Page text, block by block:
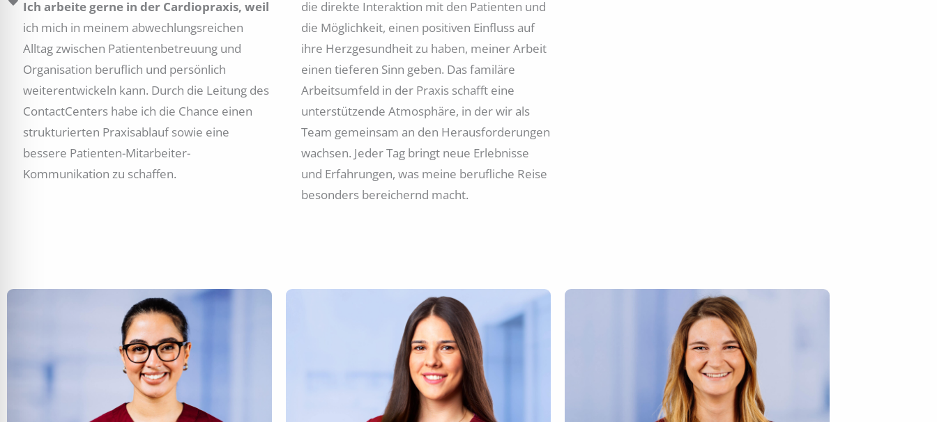
Ich arbeite gerne in der Cardiopraxis, weil
ich mich in meinem abwechlungsreichen
Alltag zwischen Patientenbetreuung und
Organisation beruflich und persönlich
weiterentwickeln kann. Durch die Leitung des
ContactCenters habe ich die Chance einen
strukturierten Praxisablauf sowie eine
bessere Patienten-Mitarbeiter-
Kommunikation zu schaffen.
die direkte Interaktion mit den Patienten und
die Möglichkeit, einen positiven Einfluss auf
ihre Herzgesundheit zu haben, meiner Arbeit
einen tieferen Sinn geben. Das familäre
Arbeitsumfeld in der Praxis schafft eine
unterstützende Atmosphäre, in der wir als
Team gemeinsam an den Herausforderungen
wachsen. Jeder Tag bringt neue Erlebnisse
und Erfahrungen, was meine berufliche Reise
besonders bereichernd macht.